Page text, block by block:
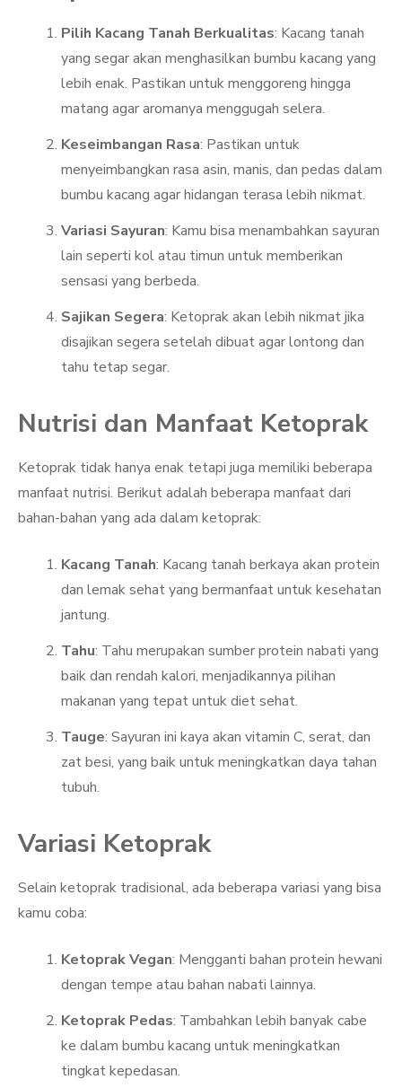
Pilih Kacang Tanah Berkualitas: Kacang tanah
yang segar akan menghasilkan bumbu kacang yang
lebih enak. Pastikan untuk menggoreng hingga
matang agar aromanya menggugah selera.
Keseimbangan Rasa: Pastikan untuk
menyeimbangkan rasa asin, manis, dan pedas dalam
bumbu kacang agar hidangan terasa lebih nikmat.
Variasi Sayuran: Kamu bisa menambahkan sayuran
lain seperti kol atau timun untuk memberikan
sensasi yang berbeda.
Sajikan Segera: Ketoprak akan lebih nikmat jika
disajikan segera setelah dibuat agar lontong dan
tahu tetap segar.
Nutrisi dan Manfaat Ketoprak
Ketoprak tidak hanya enak tetapi juga memiliki beberapa
manfaat nutrisi. Berikut adalah beberapa manfaat dari
bahan-bahan yang ada dalam ketoprak:
Kacang Tanah: Kacang tanah berkaya akan protein
dan lemak sehat yang bermanfaat untuk kesehatan
jantung.
Tahu: Tahu merupakan sumber protein nabati yang
baik dan rendah kalori, menjadikannya pilihan
makanan yang tepat untuk diet sehat.
Tauge: Sayuran ini kaya akan vitamin C, serat, dan
zat besi, yang baik untuk meningkatkan daya tahan
tubuh.
Variasi Ketoprak
Selain ketoprak tradisional, ada beberapa variasi yang bisa
kamu coba:
Ketoprak Vegan: Mengganti bahan protein hewani
dengan tempe atau bahan nabati lainnya.
Ketoprak Pedas: Tambahkan lebih banyak cabe
ke dalam bumbu kacang untuk meningkatkan
tingkat kepedasan.